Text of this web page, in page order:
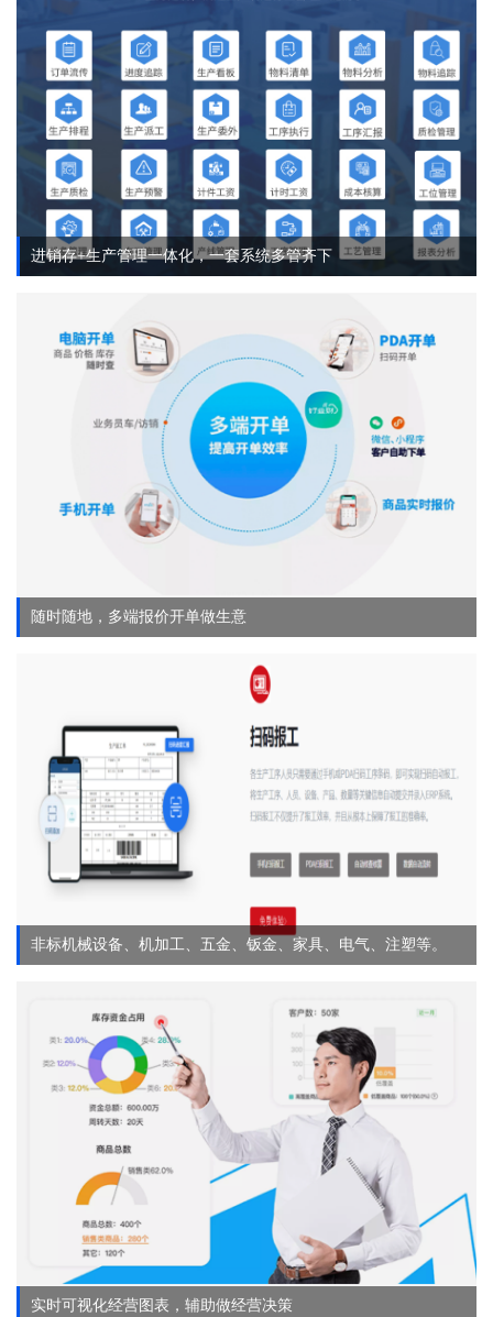
进销存+生产管理一体化，一套系统多管齐下
随时随地，多端报价开单做生意
非标机械设备、机加工、五金、钣金、家具、电气、注塑等。
实时可视化经营图表，辅助做经营决策